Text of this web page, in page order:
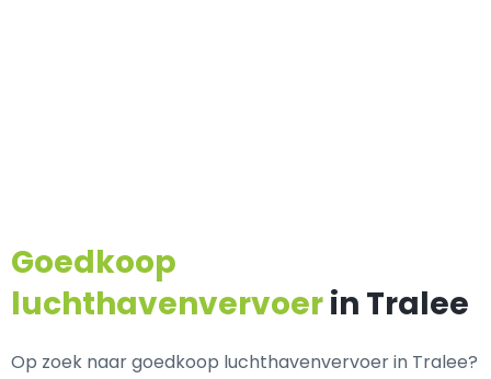
Goedkoop
luchthavenvervoerin Tralee
Op zoek naar goedkoop luchthavenvervoer in Tralee?